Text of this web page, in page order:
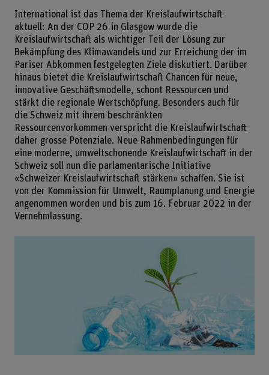
International ist das Thema der Kreislaufwirtschaft
aktuell: An der COP 26 in Glasgow wurde die
Kreislaufwirtschaft als wichtiger Teil der Lösung zur
Bekämpfung des Klimawandels und zur Erreichung der im
Pariser Abkommen festgelegten Ziele diskutiert. Darüber
hinaus bietet die Kreislaufwirtschaft Chancen für neue,
innovative Geschäftsmodelle, schont Ressourcen und
stärkt die regionale Wertschöpfung. Besonders auch für
die Schweiz mit ihrem beschränkten
Ressourcenvorkommen verspricht die Kreislaufwirtschaft
daher grosse Potenziale. Neue Rahmenbedingungen für
eine moderne, umweltschonende Kreislaufwirtschaft in der
Schweiz soll nun die parlamentarische Initiative
«Schweizer Kreislaufwirtschaft stärken» schaffen. Sie ist
von der Kommission für Umwelt, Raumplanung und Energie
angenommen worden und bis zum 16. Februar 2022 in der
Vernehmlassung.